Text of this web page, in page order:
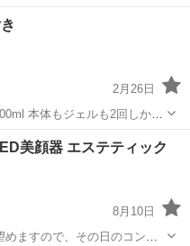
年間休日130日★フォークリフ
用可★《神奈川県相模原
他
2月26日
か使
イプの充電コ
美顔器 エステティック
8月10日
ますので、その日のコンデ